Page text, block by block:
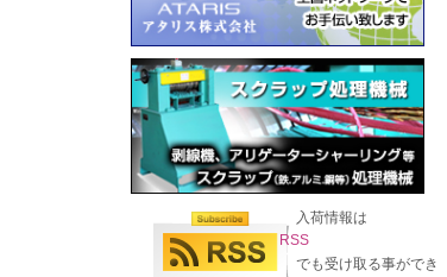
入荷情報は
RSS
でも受け取る事ができ